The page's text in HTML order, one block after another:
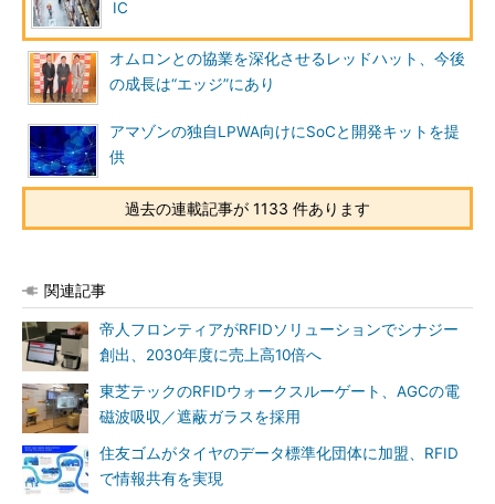
IC
オムロンとの協業を深化させるレッドハット、今後
の成長は“エッジ”にあり
アマゾンの独自LPWA向けにSoCと開発キットを提
供
過去の連載記事が 1133 件あります
関連記事
帝人フロンティアがRFIDソリューションでシナジー
創出、2030年度に売上高10倍へ
東芝テックのRFIDウォークスルーゲート、AGCの電
磁波吸収／遮蔽ガラスを採用
住友ゴムがタイヤのデータ標準化団体に加盟、RFID
で情報共有を実現